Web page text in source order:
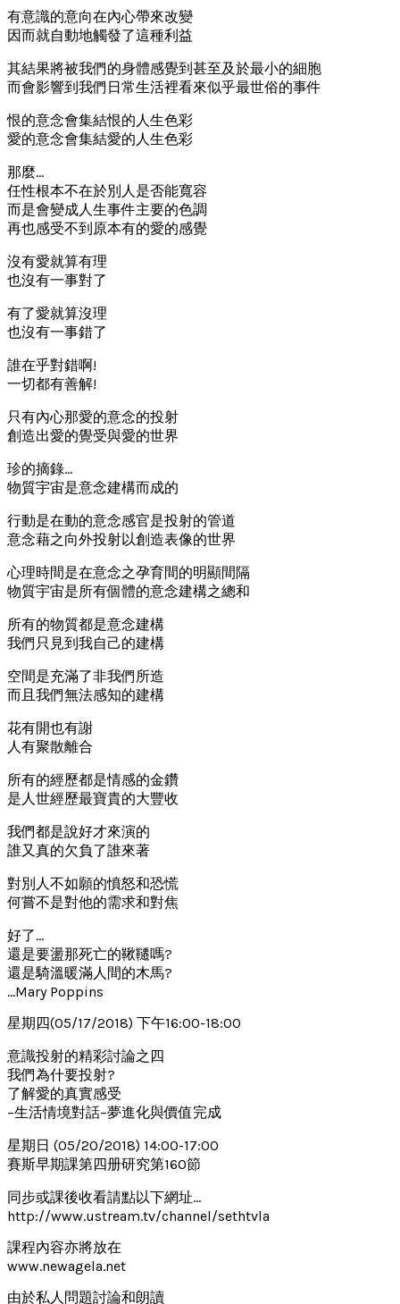
有意識的意向在內心帶來改變
因而就自動地觸發了這種利益
其結果將被我們的身體感覺到甚至及於最小的細胞
而會影響到我們日常生活裡看來似乎最世俗的事件
恨的意念會集結恨的人生色彩
愛的意念會集結愛的人生色彩
那麼…
任性根本不在於別人是否能寬容
而是會變成人生事件主要的色調
再也感受不到原本有的愛的感覺
沒有愛就算有理
也沒有一事對了
有了愛就算沒理
也沒有一事錯了
誰在乎對錯啊!
一切都有善解!
只有內心那愛的意念的投射
創造出愛的覺受與愛的世界
珍的摘錄…
物質宇宙是意念建構而成的
行動是在動的意念感官是投射的管道
意念藉之向外投射以創造表像的世界
心理時間是在意念之孕育間的明顯間隔
物質宇宙是所有個體的意念建構之總和
所有的物質都是意念建構
我們只見到我自己的建構
空間是充滿了非我們所造
而且我們無法感知的建構
花有開也有謝
人有聚散離合
所有的經歷都是情感的金鑽
是人世經歷最寶貴的大豐收
我們都是說好才來演的
誰又真的欠負了誰來著
對別人不如願的憤怒和恐慌
何嘗不是對他的需求和對焦
好了…
還是要盪那死亡的鞦韆嗎?
還是騎溫暖滿人間的木馬?
…Mary Poppins
星期四(05/17/2018) 下午16:00-18:00
意識投射的精彩討論之四
我們為什要投射?
了解愛的真實感受
–生活情境對話–夢進化與價值完成
星期日 (05/20/2018) 14:00-17:00
賽斯早期課第四册研究第160節
同步或課後收看請點以下網址…
http://www.ustream.tv/channel/sethtvla
課程內容亦將放在
www.newagela.net
由於私人問題討論和朗讀